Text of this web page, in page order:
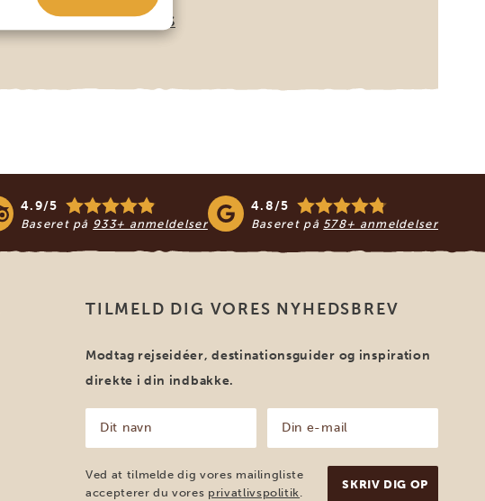
KONTAKT OS
4.9/5
Baseret på 933+ anmeldelser
4.8/5
Baseret på 578+ anmeldelser
TILMELD DIG VORES NYHEDSBREV
Modtag rejseidéer, destinationsguider og inspiration
direkte i din indbakke.
navn
(Påkrævet)
mail
(Påkrævet)
Ved at tilmelde dig vores mailingliste
accepterer du vores privatlivspolitik.